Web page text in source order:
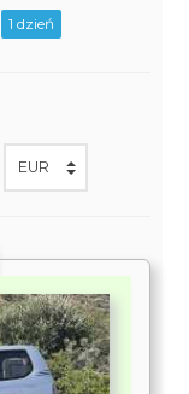
1 dzień